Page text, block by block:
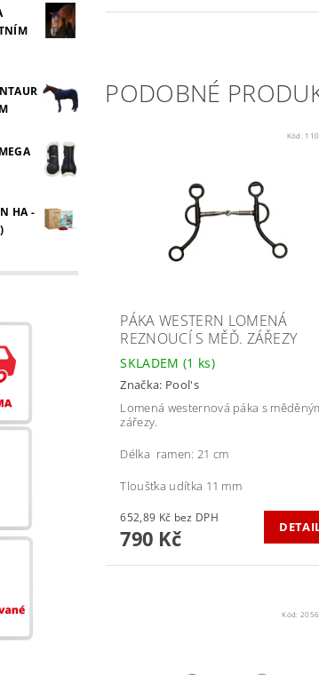
HA -
PODOBNÉ
Kód:
PÁKA WESTERN LOMENÁ
REZNOUCÍ S MĚĎ. ZÁŘEZY
SKLADEM (1 ks)
Značka: Pool's
Lomená westernová páka s
zářezy.
Délka ramen: 21 cm
Tloušťka udítka 11 mm
652,89 Kč bez DPH
790 Kč
Kód: